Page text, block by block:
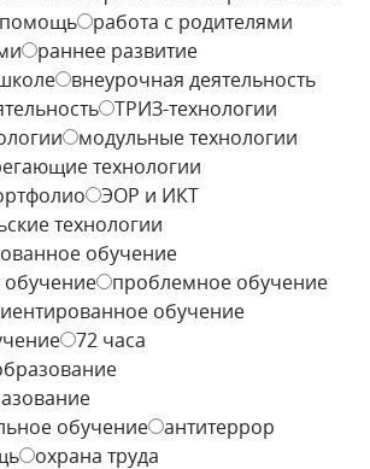
помощь
работа с родителями
раннее развитие
внеурочная деятельность
ТРИЗ-технологии
модульные технологии
технологии
ЭОР и ИКТ
технологии
обучение
проблемное обучение
обучение
72 часа
обучение антитеррор
охрана труда